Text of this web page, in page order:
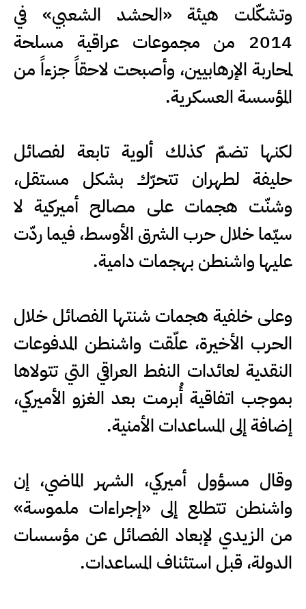
وتشكّلت هيئة «الحشد الشعبي» في
2014 من مجموعات عراقية مسلحة
لمحاربة الإرهابيين، وأصبحت لاحقاً جزءاً من
المؤسسة العسكرية.
لكنها تضمّ كذلك ألوية تابعة لفصائل
حليفة لطهران تتحرّك بشكل مستقل،
وشنّت هجمات على مصالح أميركية لا
سيّما خلال حرب الشرق الأوسط، فيما ردّت
عليها واشنطن بهجمات دامية.
وعلى خلفية هجمات شنتها الفصائل خلال
الحرب الأخيرة، علّقت واشنطن المدفوعات
النقدية لعائدات النفط العراقي التي تتولاها
بموجب اتفاقية أُبرمت بعد الغزو الأميركي،
إضافة إلى المساعدات الأمنية.
وقال مسؤول أميركي، الشهر الماضي، إن
واشنطن تتطلع إلى «إجراءات ملموسة»
من الزيدي لإبعاد الفصائل عن مؤسسات
الدولة، قبل استئناف المساعدات.